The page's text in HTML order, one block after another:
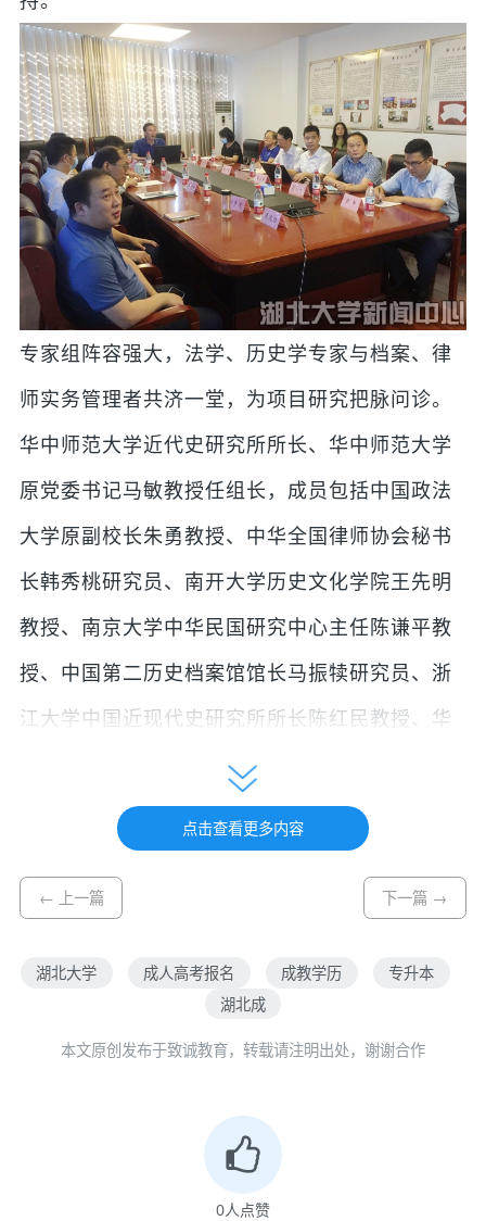
专家组阵容强大，法学、历史学专家与档案、律
师实务管理者共济一堂，为项目研究把脉问诊。
华中师范大学近代史研究所所长、华中师范大学
原党委书记马敏教授任组长，成员包括中国政法
大学原副校长朱勇教授、中华全国律师协会秘书
长韩秀桃研究员、南开大学历史文化学院王先明
教授、南京大学中华民国研究中心主任陈谦平教
授、中国第二历史档案馆馆长马振犊研究员、浙
江大学中国近现代史研究所所长陈红民教授、华
中师范大学近代史研究所朱英教授。
肖德代表学校对莅临开题论证会的各位专家表示
欢迎和感谢，对历史文化学院2019年获得3项国家
重大项目表示祝贺。他介绍了李严成教授默默耕
程，并着重介绍了项目研究的重大学术价值和现
实意义，希望与会专家对项目开展提出宝贵意见
点击查看更多内容
← 上一篇 下一篇 →
湖北大学 成人高考报名 成教学历
专升本
湖北成
本文原创发布于致诚教育，转载请注明出处，谢谢合作
0人点赞